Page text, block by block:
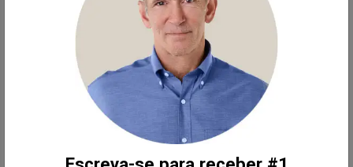
fosfolipídios apresentam maior biodisponibilidade,
o que significa que doses menores podem produzir
efeitos semelhantes aos de doses maiores de
triglicerídeos.
Além disso, o organismo precisa realizar etapas
metabólicas adicionais para converter os